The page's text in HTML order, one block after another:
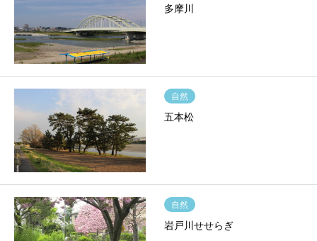
多摩川
自然
五本松
自然
岩戸川せせらぎ